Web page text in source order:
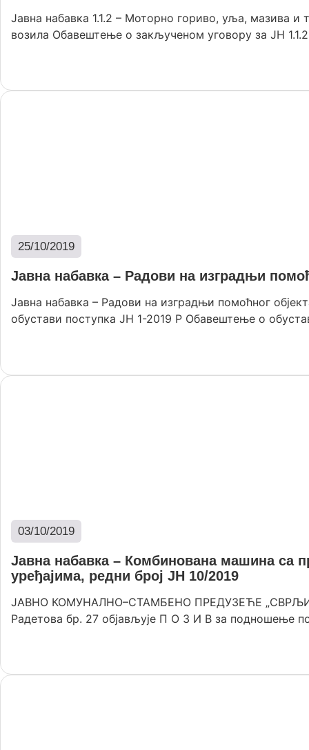
Јавна набавка 1.1.2 – Моторно гориво, уља, мазива и
возила Oбавештење о закљученом уговору за ЈН
25/10/2019
Јавна набавка – Радови на изградњи
Јавна набавка – Радови на изградњи помоћног
обустави поступка ЈН 1-2019 Р Обавештење о
03/10/2019
Јавна набавка – Комбинована машина са
уређајима, редни број ЈН 10/2019
ЈАВНО КОМУНАЛНО–СТАМБЕНО ПРЕДУЗЕЋЕ
Радетова бр. 27 објављује П О З И В за подношење